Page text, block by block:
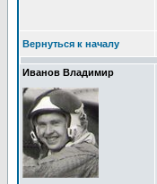
Вернуться к началу
Иванов Владимир